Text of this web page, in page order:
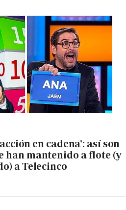
en cadena': así son
han mantenido a flote (y
a Telecinco